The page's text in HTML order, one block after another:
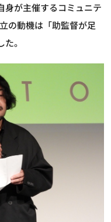
身が主催するコミュニテ
の動機は「助監督が足
。